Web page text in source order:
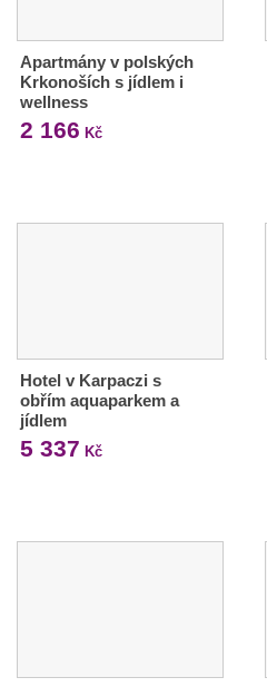
Apartmány v polských
Krkonoších s jídlem i
wellness
2 166 Kč
Hotel v Karpaczi s
obřím aquaparkem a
jídlem
5 337 Kč